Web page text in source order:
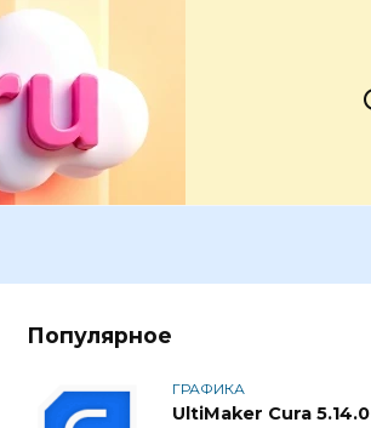
Популярное
ГРАФИКА
UltiMaker Cura 5.14.0